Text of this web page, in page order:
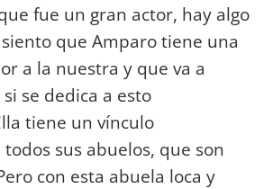
fue un gran actor, hay algo
que Amparo tiene una
a la nuestra y que va a
se dedica a esto
tiene un vínculo
sus abuelos, que son
con esta abuela loca y